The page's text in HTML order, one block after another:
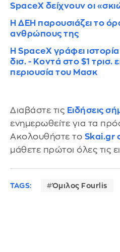
SpaceX δείχνουν οι
Η ΔΕΗ παρουσιάζει το
ανθρώπους της
Η SpaceX γράφει
δισ. - Κοντά στο $1 τρισ.
περιουσία του Μασκ
Διαβάστε τις Ειδήσεις
ενημερωθείτε για τα
Ακολουθήστε το Skai.gr
μάθετε πρώτοι όλες τις
TAGS: Όμιλος Fourlis